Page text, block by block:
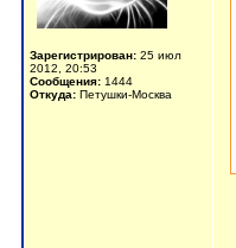
Зарегистрирован: 25 июл
2012, 20:53
Сообщения: 1444
Откуда: Петушки-Москва